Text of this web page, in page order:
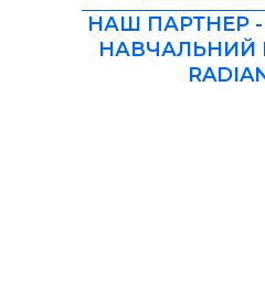
НАШ ПАРТНЕР
НАВЧАЛЬНИЙ